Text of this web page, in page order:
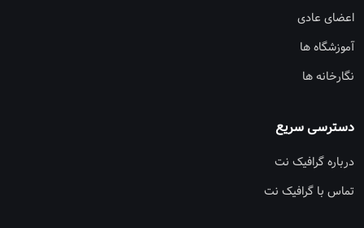
اعضای عادی
آموزشگاه ها
نگارخانه ها
دسترسی سریع
درباره گرافیک نت
تماس با گرافیک نت